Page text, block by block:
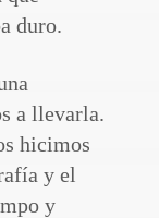
duro.
a llevarla.
hicimos
y el
y